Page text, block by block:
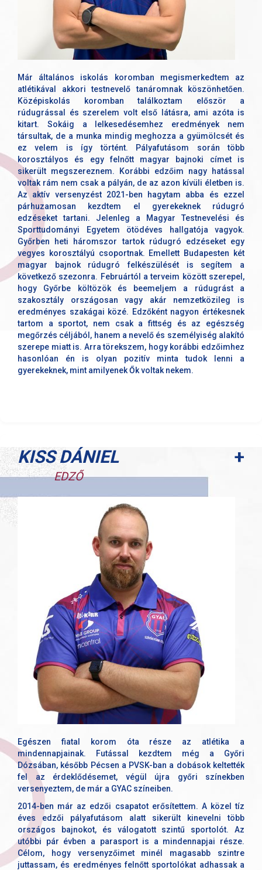
Már általános iskolás koromban megismerkedtem az
atlétikával akkori testnevelő tanáromnak köszönhetően.
Középiskolás koromban találkoztam először a
rúdugrással és szerelem volt első látásra, ami azóta is
kitart. Sokáig a lelkesedésemhez eredmények nem
társultak, de a munka mindig meghozza a gyümölcsét és
ez velem is így történt. Pályafutásom során több
korosztályos és egy felnőtt magyar bajnoki címet is
sikerült megszereznem. Korábbi edzőim nagy hatással
voltak rám nem csak a pályán, de az azon kívüli életben is.
Az aktív versenyzést 2021-ben hagytam abba és ezzel
párhuzamosan kezdtem el gyerekeknek rúdugró
edzéseket tartani. Jelenleg a Magyar Testnevelési és
Sporttudományi Egyetem ötödéves hallgatója vagyok.
Győrben heti háromszor tartok rúdugró edzéseket egy
vegyes korosztályú csoportnak. Emellett Budapesten két
magyar bajnok rúdugró felkészülését is segítem a
következő szezonra. Februártól a terveim között szerepel,
hogy Győrbe költözök és beemeljem a rúdugrást a
szakosztály országosan vagy akár nemzetközileg is
eredményes szakágai közé. Edzőként nagyon értékesnek
tartom a sportot, nem csak a fittség és az egészség
megőrzés céljából, hanem a nevelő és személyiség alakító
szerepe miatt is. Arra törekszem, hogy korábbi edzőimhez
hasonlóan én is olyan pozitív minta tudok lenni a
gyerekeknek, mint amilyenek Ők voltak nekem.
KISS DÁNIEL
EDZŐ
+
Egészen fiatal korom óta része az atlétika a
mindennapjainak. Futással kezdtem még a Győri
Dózsában, később Pécsen a PVSK-ban a dobások keltették
fel az érdeklődésemet, végül újra győri színekben
versenyeztem, de már a GYAC színeiben.
2014-ben már az edzői csapatot erősítettem. A közel tíz
éves edzői pályafutásom alatt sikerült kinevelni több
országos bajnokot, és válogatott szintű sportolót. Az
utóbbi pár évben a parasport is a mindennapjai része.
Célom, hogy versenyzőimet minél magasabb szintre
juttassam, és eredményes felnőtt sportolókat adhassak a